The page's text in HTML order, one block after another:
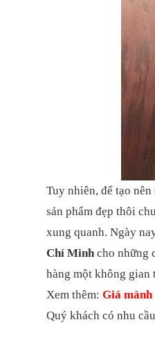
Tuy nhiên, để tạo
sản phẩm đẹp thôi
xung quanh. Ngày
Chí Minhcho những
hàng một không gian
Xem thêm:Giá
Quý khách có nhu